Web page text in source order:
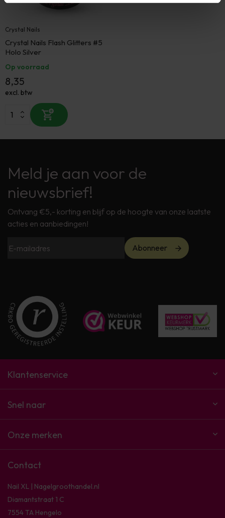
Crystal Nails
Crystal Nails Flash Glitters #5
Holo Silver
Op voorraad
8,35
excl. btw
Meld je aan voor de
nieuwsbrief!
Ontvang €5,- korting en blijf op de hoogte van onze laatste
acties en aanbiedingen!
Abonneer
Klantenservice
Snel naar
Onze merken
Contact
Nail XL | Nagelgroothandel.nl
Diamantstraat 1 C
7554 TA Hengelo